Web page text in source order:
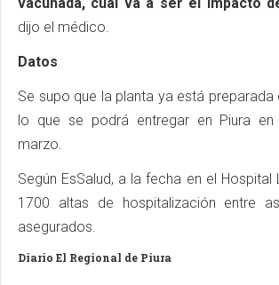
dijo el médico.
Datos
Se supo que la planta ya está preparada
lo que se podrá entregar en Piura en
marzo.
Según EsSalud, a la fecha en el Hospital
1700 altas de hospitalización entre
asegurados.
Diario El Regional de Piura